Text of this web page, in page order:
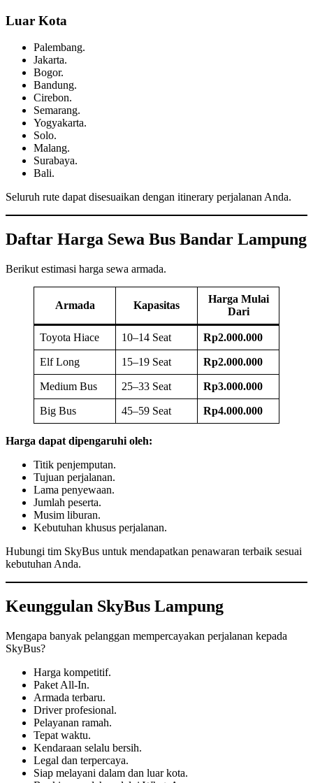
Luar Kota
Palembang.
Jakarta.
Bogor.
Bandung.
Cirebon.
Semarang.
Yogyakarta.
Solo.
Malang.
Surabaya.
Bali.
Seluruh rute dapat disesuaikan dengan itinerary perjalanan Anda.
Daftar Harga Sewa Bus Bandar Lampung
Berikut estimasi harga sewa armada.
Armada Kapasitas
Harga Mulai
Dari
Toyota Hiace 10–14 Seat Rp2.000.000
Elf Long 15–19 Seat Rp2.000.000
Medium Bus 25–33 Seat Rp3.000.000
Big Bus 45–59 Seat Rp4.000.000
Harga dapat dipengaruhi oleh:
Titik penjemputan.
Tujuan perjalanan.
Lama penyewaan.
Jumlah peserta.
Musim liburan.
Kebutuhan khusus perjalanan.
Hubungi tim SkyBus untuk mendapatkan penawaran terbaik sesuai
kebutuhan Anda.
Keunggulan SkyBus Lampung
Mengapa banyak pelanggan mempercayakan perjalanan kepada
SkyBus?
Harga kompetitif.
Paket All-In.
Armada terbaru.
Driver profesional.
Pelayanan ramah.
Tepat waktu.
Kendaraan selalu bersih.
Legal dan terpercaya.
Siap melayani dalam dan luar kota.